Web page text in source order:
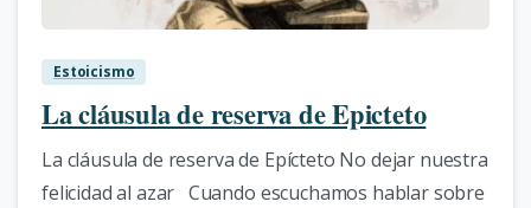
Estoicismo
La cláusula de reserva de Epicteto
La cláusula de reserva de Epícteto No dejar nuestra
felicidad al azar Cuando escuchamos hablar sobre